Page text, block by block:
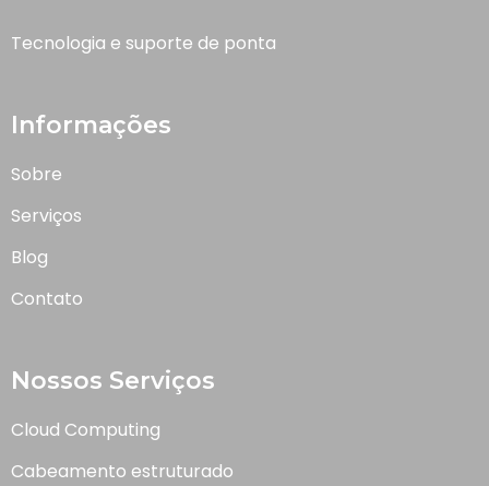
Tecnologia e suporte de ponta
Informações
Sobre
Serviços
Blog
Contato
Nossos Serviços
Cloud Computing
Cabeamento estruturado